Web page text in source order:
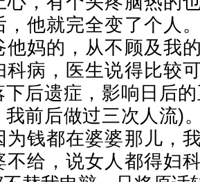
，他就完全变了个人
他妈的，从不顾及我
科病，医生说得比较
后遗症，影响日后
前后做过三次人流)
为钱都在婆婆那儿，
不给，说女人都得妇